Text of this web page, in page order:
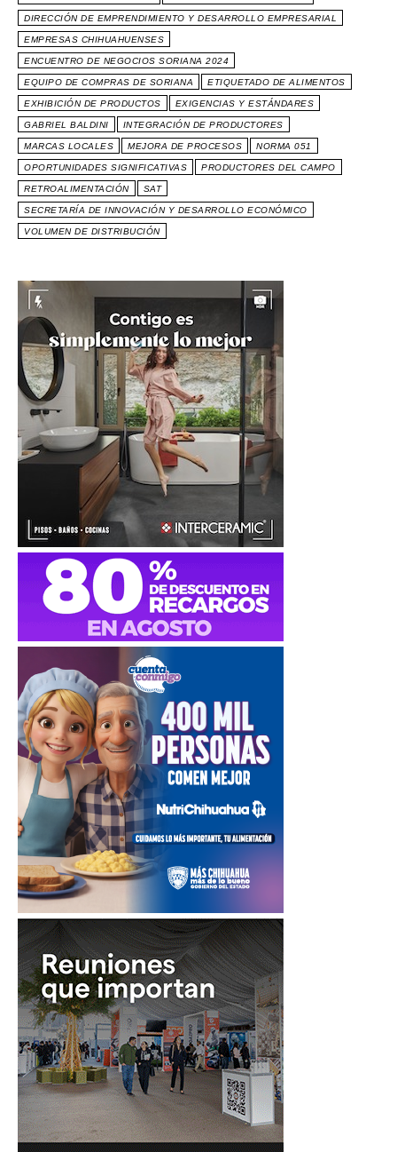
DIRECCIÓN DE EMPRENDIMIENTO Y DESARROLLO EMPRESARIAL
EMPRESAS CHIHUAHUENSES
ENCUENTRO DE NEGOCIOS SORIANA 2024
EQUIPO DE COMPRAS DE SORIANA ETIQUETADO DE ALIMENTOS
EXHIBICIÓN DE PRODUCTOS EXIGENCIAS Y ESTÁNDARES
GABRIEL BALDINI INTEGRACIÓN DE PRODUCTORES
MARCAS LOCALES MEJORA DE PROCESOS NORMA 051
OPORTUNIDADES SIGNIFICATIVAS PRODUCTORES DEL CAMPO
RETROALIMENTACIÓN SAT
SECRETARÍA DE INNOVACIÓN Y DESARROLLO ECONÓMICO
VOLUMEN DE DISTRIBUCIÓN